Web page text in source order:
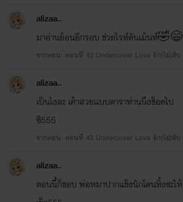
alizaa..
มาอ่านย้อนอีกรอบ ช่วยไรท์ดันเม้นท์🤣😄
จากตอน: ตอนที่ 43 Undercover Love รัก(ไม่)ลับ
alizaa..
เป็นไงละ เค้าสวยแบบดาราท่านนึงช็อคไป
ซิ555
จากตอน: ตอนที่ 43 Undercover Love รัก(ไม่)ลับ
alizaa..
ตอนนี้ก็ชอบ พ่อหมาปากแข็งนักโดนทิ้งซะให้